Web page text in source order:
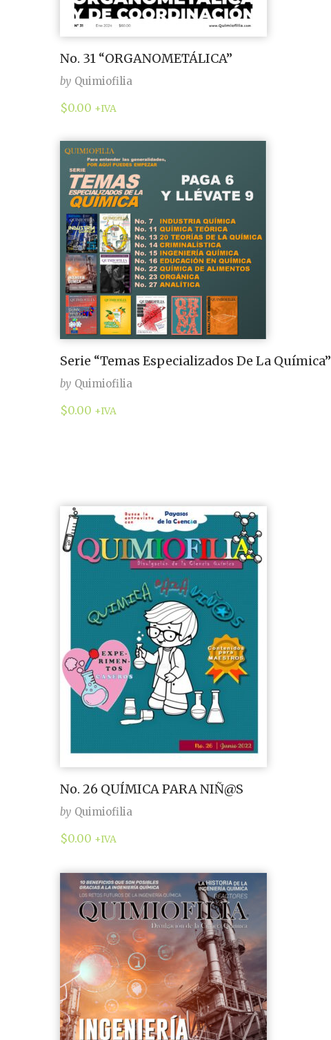
No. 31 “ORGANOMETÁLICA”
by Quimiofilia
$0.00 +IVA
Serie “Temas Especializados De La Química”
by Quimiofilia
$0.00 +IVA
No. 26 QUÍMICA PARA NIÑ@S
by Quimiofilia
$0.00 +IVA